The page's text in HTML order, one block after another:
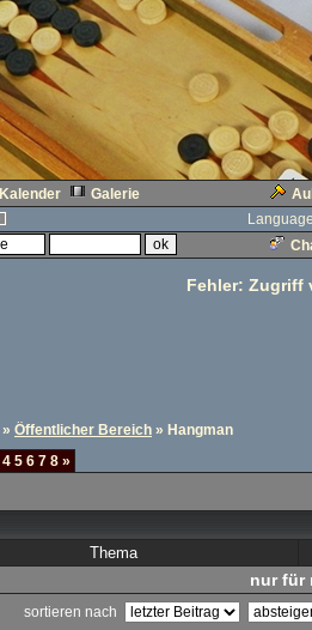
Kalender Galerie
Fehler: Zugriff
» Öffentlicher Bereich » Hangman
4 5 6 7 8 »
Thema
nur für
sortieren nach